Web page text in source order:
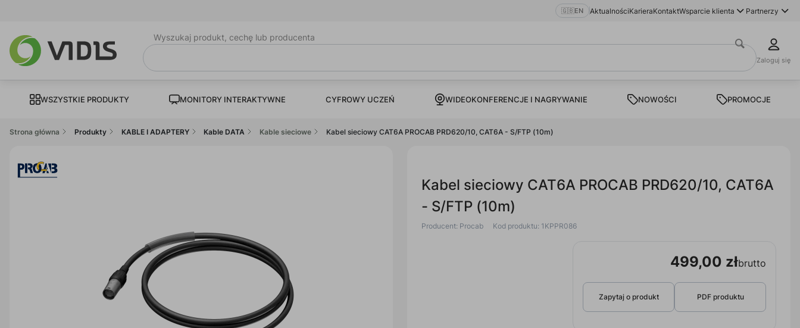
🇬🇧EN AktualnościKarieraKontaktWsparcie klienta Partnerzy
Wyszukaj produkt, cechę lub producenta
Zaloguj się
WSZYSTKIE PRODUKTY MONITORY INTERAKTYWNE CYFROWY UCZEŃ WIDEOKONFERENCJE I NAGRYWANIE NOWOŚCI PROMOCJE
Strona główna Produkty KABLE I ADAPTERY Kable DATA Kable sieciowe Kabel sieciowy CAT6A PROCAB PRD620/10, CAT6A - S/FTP (10m)
Kabel sieciowy CAT6A PROCAB PRD620/10, CAT6A
- S/FTP (10m)
Producent: Procab Kod produktu: 1KPPR086
499,00 złbrutto
Zapytaj o produkt PDF produktu